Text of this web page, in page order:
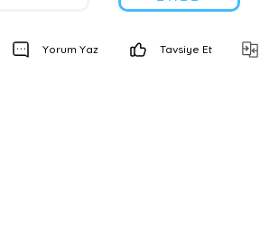
Yorum Yaz Tavsiye Et